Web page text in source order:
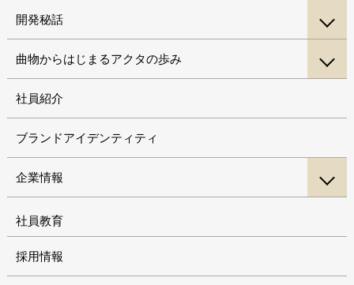
開発秘話
曲物からはじまるアクタの歩み
社員紹介
ブランドアイデンティティ
企業情報
社員教育
採用情報